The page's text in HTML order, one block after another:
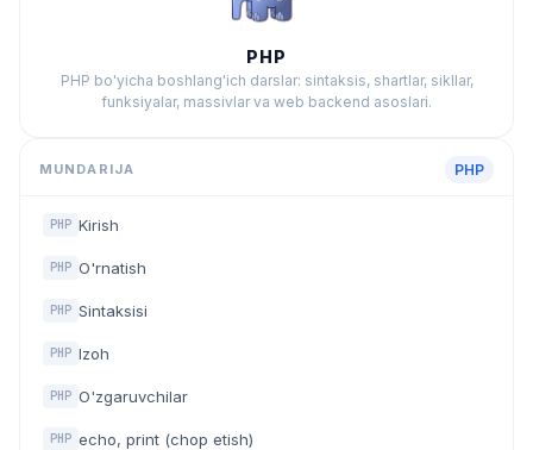
PHP
PHP bo'yicha boshlang'ich darslar: sintaksis, shartlar, sikllar,
funksiyalar, massivlar va web backend asoslari.
MUNDARIJA PHP
PHP Kirish
PHP O'rnatish
PHP Sintaksisi
PHP Izoh
PHP O'zgaruvchilar
PHP echo, print (chop etish)